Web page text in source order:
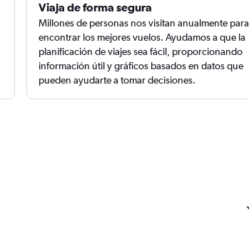
Viaja de forma segura
Millones de personas nos visitan anualmente para
encontrar los mejores vuelos. Ayudamos a que la
planificación de viajes sea fácil, proporcionando
información útil y gráficos basados en datos que
pueden ayudarte a tomar decisiones.